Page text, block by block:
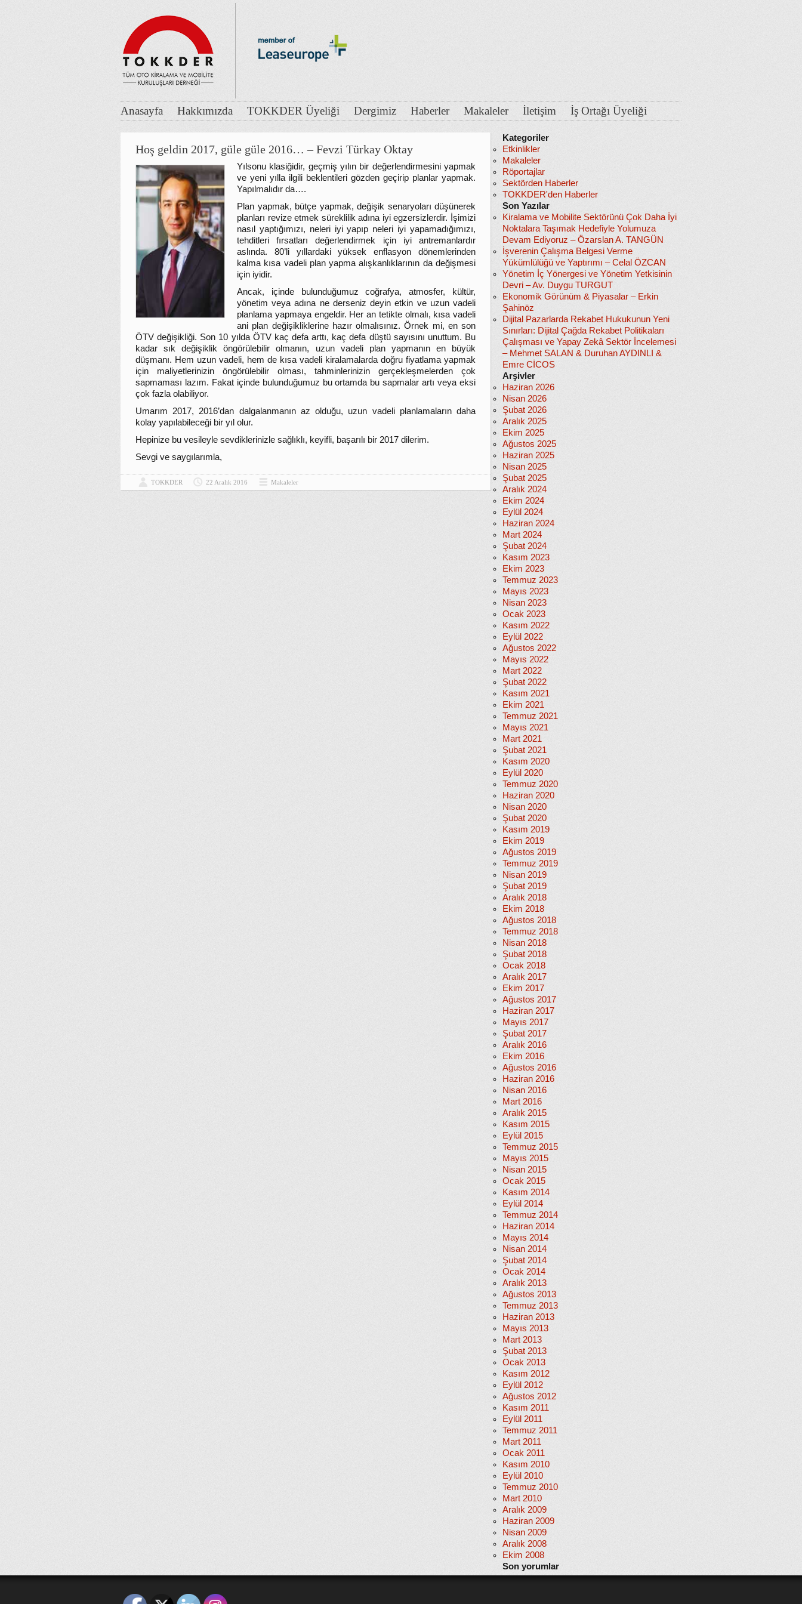
Anasayfa Hakkımızda TOKKDER Üyeliği Dergimiz Haberler Makaleler İletişim İş Ortağı Üyeliği
Hoş geldin 2017, güle güle 2016… – Fevzi Türkay Oktay
Yılsonu klasiğidir, geçmiş yılın bir değerlendirmesini yapmak
ve yeni yılla ilgili beklentileri gözden geçirip planlar yapmak.
Yapılmalıdır da….
Plan yapmak, bütçe yapmak, değişik senaryoları düşünerek
planları revize etmek süreklilik adına iyi egzersizlerdir. İşimizi
nasıl yaptığımızı, neleri iyi yapıp neleri iyi yapamadığımızı,
tehditleri fırsatları değerlendirmek için iyi antremanlardır
aslında. 80’li yıllardaki yüksek enflasyon dönemlerinden
kalma kısa vadeli plan yapma alışkanlıklarının da değişmesi
için iyidir.
Ancak, içinde bulunduğumuz coğrafya, atmosfer, kültür,
yönetim veya adına ne derseniz deyin etkin ve uzun vadeli
planlama yapmaya engeldir. Her an tetikte olmalı, kısa vadeli
ani plan değişikliklerine hazır olmalısınız. Örnek mi, en son
ÖTV değişikliği. Son 10 yılda ÖTV kaç defa arttı, kaç defa düştü sayısını unuttum. Bu
kadar sık değişiklik öngörülebilir olmanın, uzun vadeli plan yapmanın en büyük
düşmanı. Hem uzun vadeli, hem de kısa vadeli kiralamalarda doğru fiyatlama yapmak
için maliyetlerinizin öngörülebilir olması, tahminlerinizin gerçekleşmelerden çok
sapmaması lazım. Fakat içinde bulunduğumuz bu ortamda bu sapmalar artı veya eksi
çok fazla olabiliyor.
Umarım 2017, 2016’dan dalgalanmanın az olduğu, uzun vadeli planlamaların daha
kolay yapılabileceği bir yıl olur.
Hepinize bu vesileyle sevdiklerinizle sağlıklı, keyifli, başarılı bir 2017 dilerim.
Sevgi ve saygılarımla,
TOKKDER 22 Aralık 2016 Makaleler
Kategoriler
Etkinlikler
Makaleler
Röportajlar
Sektörden Haberler
TOKKDER'den Haberler
Son Yazılar
Kiralama ve Mobilite Sektörünü Çok Daha İyi
Noktalara Taşımak Hedefiyle Yolumuza
Devam Ediyoruz – Özarslan A. TANGÜN
İşverenin Çalışma Belgesi Verme
Yükümlülüğü ve Yaptırımı – Celal ÖZCAN
Yönetim İç Yönergesi ve Yönetim Yetkisinin
Devri – Av. Duygu TURGUT
Ekonomik Görünüm & Piyasalar – Erkin
Şahinöz
Dijital Pazarlarda Rekabet Hukukunun Yeni
Sınırları: Dijital Çağda Rekabet Politikaları
Çalışması ve Yapay Zekâ Sektör İncelemesi
– Mehmet SALAN & Duruhan AYDINLI &
Emre CİCOS
Arşivler
Haziran 2026
Nisan 2026
Şubat 2026
Aralık 2025
Ekim 2025
Ağustos 2025
Haziran 2025
Nisan 2025
Şubat 2025
Aralık 2024
Ekim 2024
Eylül 2024
Haziran 2024
Mart 2024
Şubat 2024
Kasım 2023
Ekim 2023
Temmuz 2023
Mayıs 2023
Nisan 2023
Ocak 2023
Kasım 2022
Eylül 2022
Ağustos 2022
Mayıs 2022
Mart 2022
Şubat 2022
Kasım 2021
Ekim 2021
Temmuz 2021
Mayıs 2021
Mart 2021
Şubat 2021
Kasım 2020
Eylül 2020
Temmuz 2020
Haziran 2020
Nisan 2020
Şubat 2020
Kasım 2019
Ekim 2019
Ağustos 2019
Temmuz 2019
Nisan 2019
Şubat 2019
Aralık 2018
Ekim 2018
Ağustos 2018
Temmuz 2018
Nisan 2018
Şubat 2018
Ocak 2018
Aralık 2017
Ekim 2017
Ağustos 2017
Haziran 2017
Mayıs 2017
Şubat 2017
Aralık 2016
Ekim 2016
Ağustos 2016
Haziran 2016
Nisan 2016
Mart 2016
Aralık 2015
Kasım 2015
Eylül 2015
Temmuz 2015
Mayıs 2015
Nisan 2015
Ocak 2015
Kasım 2014
Eylül 2014
Temmuz 2014
Haziran 2014
Mayıs 2014
Nisan 2014
Şubat 2014
Ocak 2014
Aralık 2013
Ağustos 2013
Temmuz 2013
Haziran 2013
Mayıs 2013
Mart 2013
Şubat 2013
Ocak 2013
Kasım 2012
Eylül 2012
Ağustos 2012
Kasım 2011
Eylül 2011
Temmuz 2011
Mart 2011
Ocak 2011
Kasım 2010
Eylül 2010
Temmuz 2010
Mart 2010
Aralık 2009
Haziran 2009
Nisan 2009
Aralık 2008
Ekim 2008
Son yorumlar